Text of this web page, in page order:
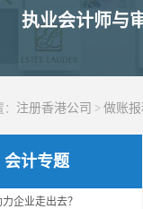
执业会计师与
注册香港公司 > 做账
会计专题
企业走出去？